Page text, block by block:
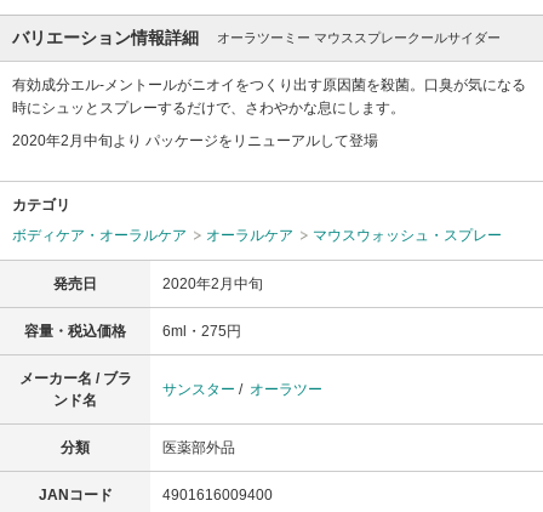
バリエーション情報詳細 オーラツーミー マウススプレークールサイダー
有効成分エル-メントールがニオイをつくり出す原因菌を殺菌。口臭が気になる
時にシュッとスプレーするだけで、さわやかな息にします。
2020年2月中旬より パッケージをリニューアルして登場
カテゴリ
ボディケア・オーラルケア
オーラルケア マウスウォッシュ・スプレー
発売日 2020年2月中旬
容量・税込価格 6ml・275円
メーカー名 / ブラ
ンド名
サンスター / オーラツー
分類 医薬部外品
JANコード 4901616009400